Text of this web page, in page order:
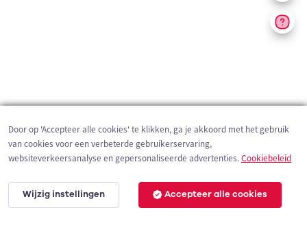
200 m
Door op 'Accepteer alle cookies' te klikken, ga je akkoord met het gebruik
van cookies voor een verbeterde gebruikerservaring,
websiteverkeersanalyse en gepersonaliseerde advertenties.Cookiebeleid
Wijzig instellingen Accepteer alle cookies